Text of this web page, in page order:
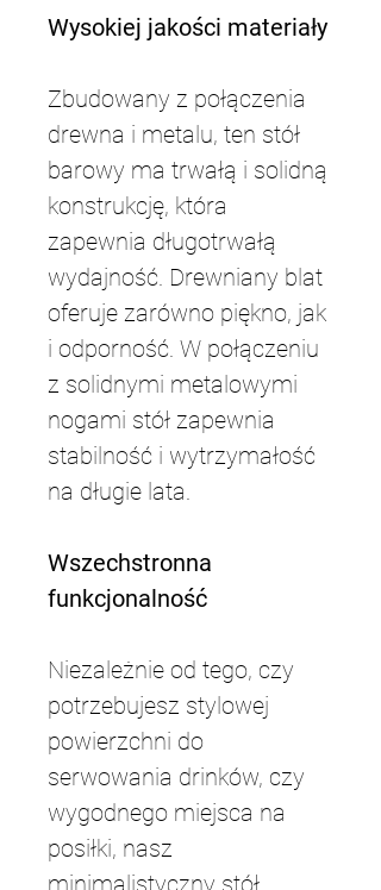
Wysokiej jakości materiały
Zbudowany z połączenia
drewna i metalu, ten stół
barowy ma trwałą i solidną
konstrukcję, która
zapewnia długotrwałą
wydajność. Drewniany blat
oferuje zarówno piękno, jak
i odporność. W połączeniu
z solidnymi metalowymi
nogami stół zapewnia
stabilność i wytrzymałość
na długie lata.
Wszechstronna
funkcjonalność
Niezależnie od tego, czy
potrzebujesz stylowej
powierzchni do
serwowania drinków, czy
wygodnego miejsca na
posiłki, nasz
minimalistyczny stół